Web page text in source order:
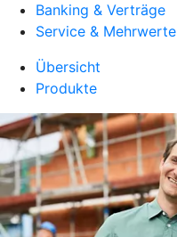
Banking & Verträge
Service & Mehrwerte
Übersicht
Produkte